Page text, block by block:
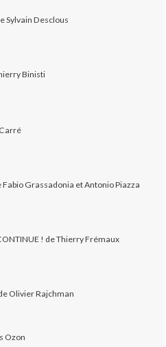
Sylvain Desclous
Binisti
Fabio Grassadonia et Antonio Piazza
! de Thierry Frémaux
de Olivier Rajchman
Ozon